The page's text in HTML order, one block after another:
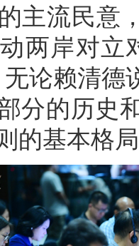
主流民意
两岸对立
论赖清德
分的历史
的基本格